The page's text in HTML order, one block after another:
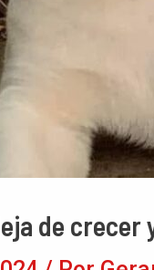
de crecer